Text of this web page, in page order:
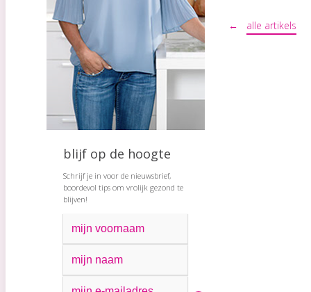
blijf op de hoogte
Schrijf je in voor de nieuwsbrief,
boordevol tips om vrolijk gezond te
blijven!
← alle artikels